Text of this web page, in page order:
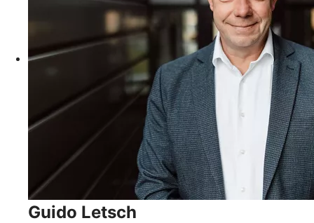
Guido Letsch